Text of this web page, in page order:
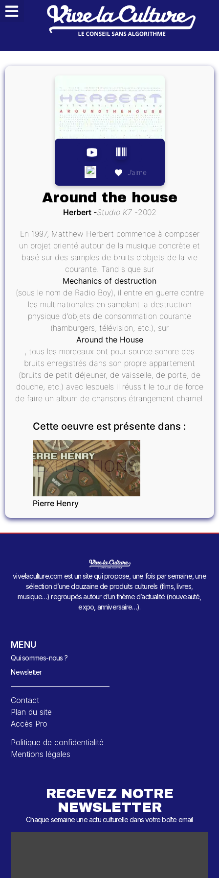
J’aime
Around the house
Herbert Studio K7 2002
En 1997, Matthew Herbert commence à composer
un projet orienté autour de la musique concrète et
basé sur des samples de bruits d’objets de la vie
courante. Tandis que sur
Mechanics of destruction
(sous le nom de Radio Boy), il entre en guerre contre
les multinationales en samplant la destruction
physique d’objets de consommation courante
(hamburgers, télévision, etc.), sur
Around the House
, tous les morceaux ont pour source sonore des
bruits enregistrés dans son propre appartement
(bruits de petit déjeuner, de vaisselle, de porte, de
douche, etc.) avec lesquels il réussit le tour de force
de faire un album de chansons étrangement charnel.
Cette oeuvre est présente dans :
EXPOSITIONS
Pierre Henry
vivelaculture.com est un site qui propose, une fois par semaine, une
sélection d’une douzaine de produits culturels (films, livres,
musique…) regroupés autour d’un thème d’actualité (nouveauté,
expo, anniversaire…).
MENU
Qui sommes-nous ?
Newsletter
Contact
Plan du site
Accès Pro
Politique de confidentialité
Mentions légales
RECEVEZ NOTRE
NEWSLETTER
Chaque semaine une actu culturelle dans votre boîte email